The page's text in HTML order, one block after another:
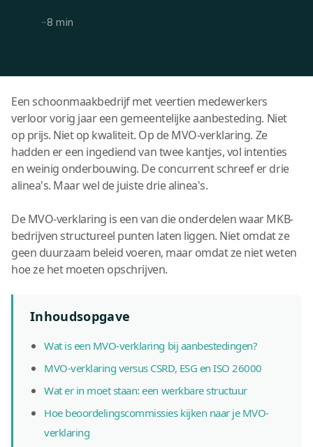
··8 min
Een schoonmaakbedrijf met veertien medewerkers
verloor vorig jaar een gemeentelijke aanbesteding. Niet
op prijs. Niet op kwaliteit. Op de MVO-verklaring. Ze
hadden er een ingediend van twee kantjes, vol intenties
en weinig onderbouwing. De concurrent schreef er drie
alinea's. Maar wel de juiste drie alinea's.
De MVO-verklaring is een van die onderdelen waar MKB-
bedrijven structureel punten laten liggen. Niet omdat ze
geen duurzaam beleid voeren, maar omdat ze niet weten
hoe ze het moeten opschrijven.
Inhoudsopgave
Wat is een MVO-verklaring bij aanbestedingen?
MVO-verklaring versus CSRD, ESG en ISO 26000
Wat er in moet staan: een werkbare structuur
Hoe beoordelingscommissies kijken naar je MVO-
verklaring